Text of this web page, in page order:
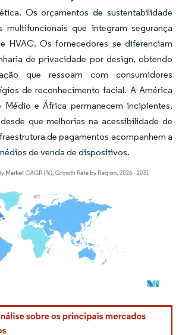
Os orçamentos de sustentabilidade
multifuncionais que integram segurança
HVAC. Os fornecedores se diferenciam
de privacidade por design, obtendo
que ressoam com consumidores
de reconhecimento facial. A América
e África permanecem incipientes,
que melhorias na acessibilidade de
de pagamentos acompanhem a
de venda de dispositivos.
O reuso requer atribuição conforme CC BY 4.0.